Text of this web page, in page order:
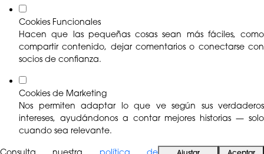
Cookies Funcionales
Hacen que las pequeñas cosas sean más fáciles, como
compartir contenido, dejar comentarios o conectarse con
socios de confianza.
Cookies de Marketing
Nos permiten adaptar lo que ve según sus verdaderos
intereses, ayudándonos a contar mejores historias — solo
cuando sea relevante.
Consulta nuestra política de